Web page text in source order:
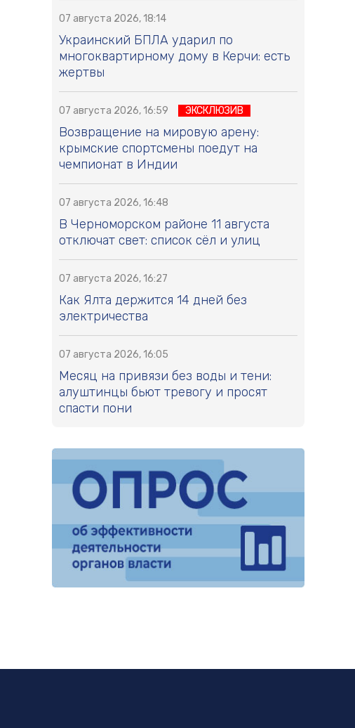
07 августа 2026, 18:14
Украинский БПЛА ударил по
многоквартирному дому в Керчи: есть
жертвы
07 августа 2026, 16:59 ЭКСКЛЮЗИВ
Возвращение на мировую арену:
крымские спортсмены поедут на
чемпионат в Индии
07 августа 2026, 16:48
В Черноморском районе 11 августа
отключат свет: список сёл и улиц
07 августа 2026, 16:27
Как Ялта держится 14 дней без
электричества
07 августа 2026, 16:05
Месяц на привязи без воды и тени:
алуштинцы бьют тревогу и просят
спасти пони